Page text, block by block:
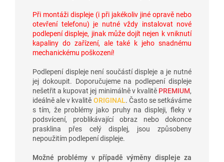
Při montáži displeje (i při jakékoliv jiné opravě nebo
otevření telefonu) je nutné vždy instalovat nové
podlepení displeje, jinak může dojít nejen k vniknutí
kapaliny do zařízení, ale také k jeho snadnému
mechanickému poškození!
Podlepení displeje není součástí displeje a je nutné
jej dokoupit. Doporučujeme na podlepení displeje
nešetřit a kupovat jej minimálně v kvalitě PREMIUM,
ideálně ale v kvalitě ORIGINAL. Často se setkáváme
s tím, že problémy jako pruhy na displeji, fleky v
podsvícení, problikávající obraz nebo dokonce
prasklina přes celý displej, jsou způsobeny
nepoužitím podlepení displeje.
Možné problémy v případě výměny displeje za